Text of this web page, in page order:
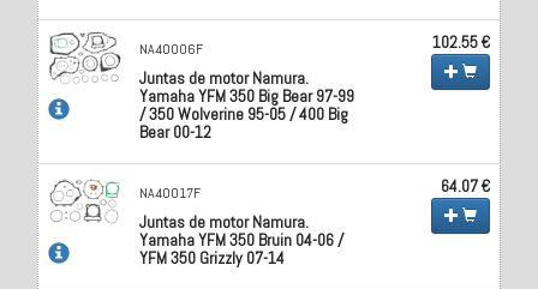
NA40006F
Juntas de motor Namura.
Yamaha YFM 350 Big Bear 97-99
/ 350 Wolverine 95-05 / 400 Big
Bear 00-12
102.55 €
NA40017F
Juntas de motor Namura.
Yamaha YFM 350 Bruin 04-06 /
YFM 350 Grizzly 07-14
64.07 €